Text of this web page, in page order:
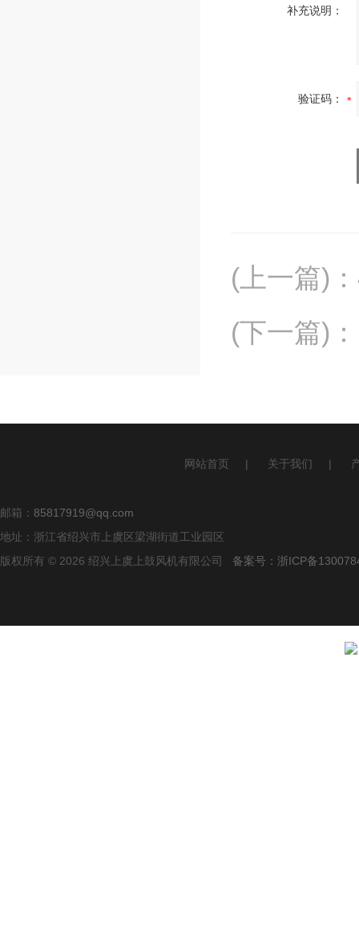
补充说明：
验证码：
(上一篇) ：
(下一篇) ：
网站首页 | 关于我们 |
邮箱： 85817919@qq.com
地址：浙江省绍兴市上虞区梁湖街道工业园区
版权所有 © 2026 绍兴上虞上鼓风机有限公司 备案号：浙ICP备